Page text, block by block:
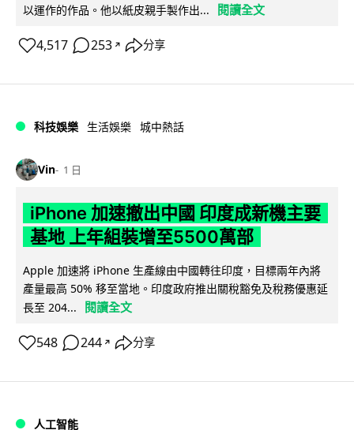
以運作的作品。他以紙皮親手製作出...
閱讀全文
4,517 253 ↗ 分享
科技娛樂 生活娛樂 城中熱話
Vin 1 日
iPhone 加速撤出中國 印度成新機主要
基地 上年組裝增至5500萬部
Apple 加速將 iPhone 生產線由中國轉往印度，目標兩年內將
產量最高 50% 移至當地。印度政府推出關稅豁免及稅務優惠延
長至 204...
閱讀全文
548 244 ↗ 分享
人工智能